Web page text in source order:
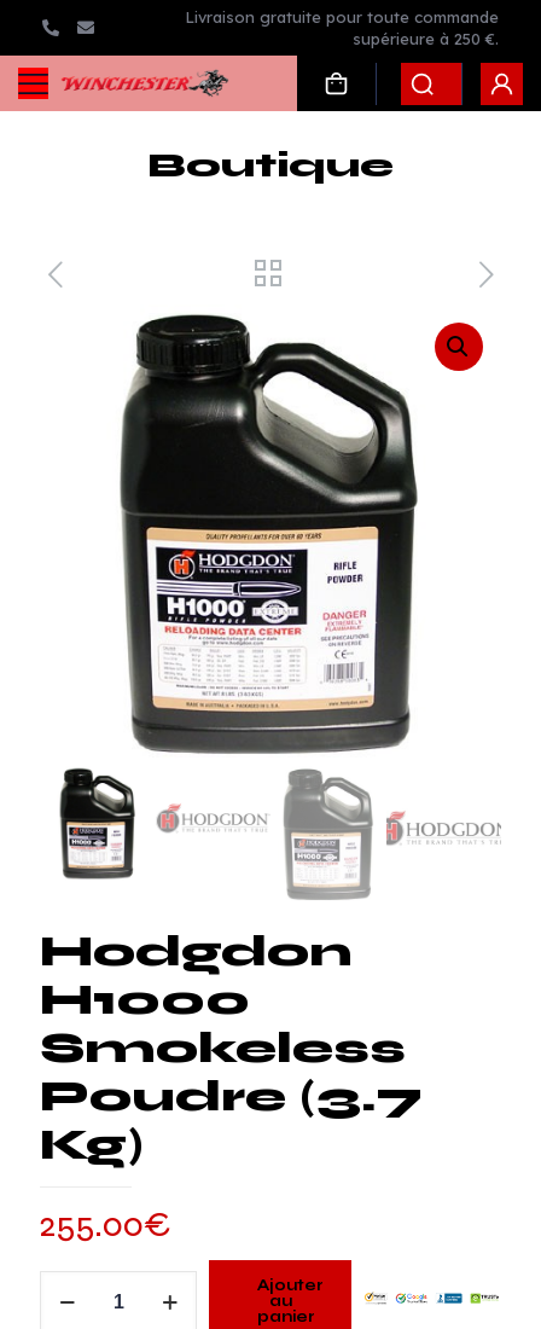
Livraison gratuite pour toute commande
supérieure à 250 €.
Boutique
Hodgdon
H1000
Smokeless
Poudre (3.7
Kg)
255.00€
Ajouter
au
panier